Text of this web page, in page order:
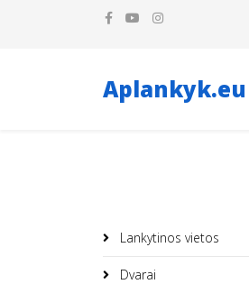
Aplankyk.eu
Lankytinos vietos
Dvarai